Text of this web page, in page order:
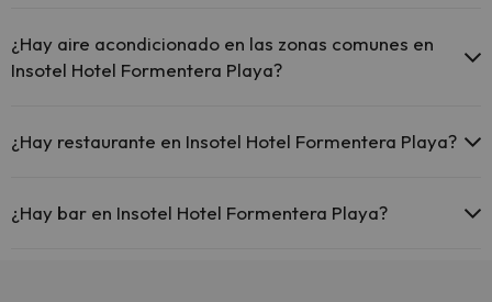
comunes.
¿Hay aire acondicionado en las zonas comunes en
Insotel Hotel Formentera Playa?
zonas comunes.
¿Hay restaurante en Insotel Hotel Formentera Playa?
¿Hay bar en Insotel Hotel Formentera Playa?